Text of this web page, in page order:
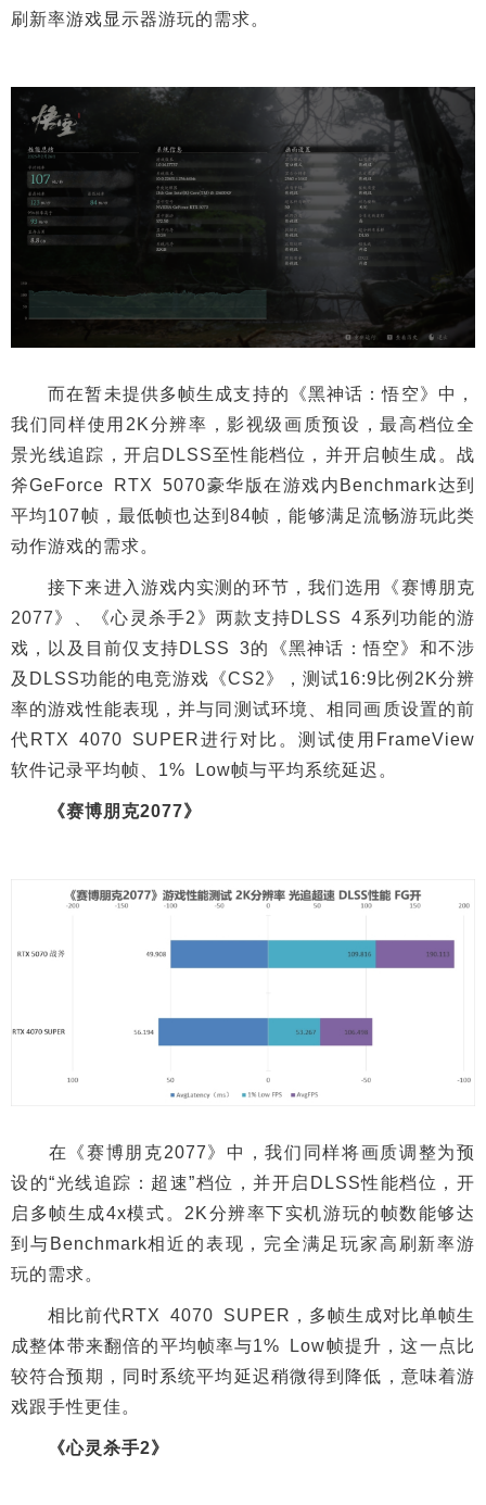
刷新率游戏显示器游玩的需求。
而在暂未提供多帧生成支持的《黑神话：悟空》中，
我们同样使用2K分辨率，影视级画质预设，最高档位全
景光线追踪，开启DLSS至性能档位，并开启帧生成。战
斧GeForce RTX 5070豪华版在游戏内Benchmark达到
平均107帧，最低帧也达到84帧，能够满足流畅游玩此类
动作游戏的需求。
接下来进入游戏内实测的环节，我们选用《赛博朋克
2077》、《心灵杀手2》两款支持DLSS 4系列功能的游
戏，以及目前仅支持DLSS 3的《黑神话：悟空》和不涉
及DLSS功能的电竞游戏《CS2》，测试16:9比例2K分辨
率的游戏性能表现，并与同测试环境、相同画质设置的前
代RTX 4070 SUPER进行对比。测试使用FrameView
软件记录平均帧、1% Low帧与平均系统延迟。
《赛博朋克2077》
在《赛博朋克2077》中，我们同样将画质调整为预
设的“光线追踪：超速”档位，并开启DLSS性能档位，开
启多帧生成4x模式。2K分辨率下实机游玩的帧数能够达
到与Benchmark相近的表现，完全满足玩家高刷新率游
玩的需求。
相比前代RTX 4070 SUPER，多帧生成对比单帧生
成整体带来翻倍的平均帧率与1% Low帧提升，这一点比
较符合预期，同时系统平均延迟稍微得到降低，意味着游
戏跟手性更佳。
《心灵杀手2》